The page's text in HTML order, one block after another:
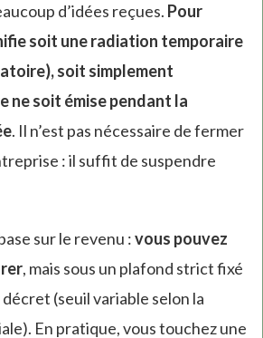
d’idées reçues. Pour
soit une radiation temporaire
soit simplement
ne soit émise pendant la
. Il n’est pas nécessaire de fermer
: il suffit de suspendre
sur le revenu :vous pouvez
, mais sous un plafond strict fixé
(seuil variable selon la
En pratique, vous touchez une